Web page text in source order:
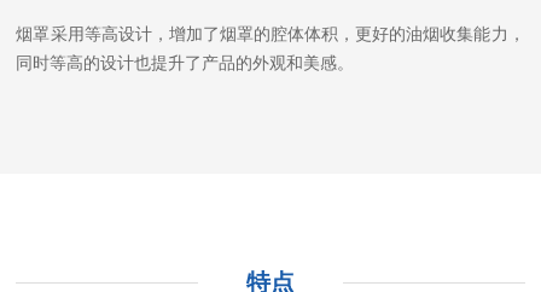
烟罩采用等高设计，增加了烟罩的腔体体积，更好的油烟收集能力，
同时等高的设计也提升了产品的外观和美感。
特点